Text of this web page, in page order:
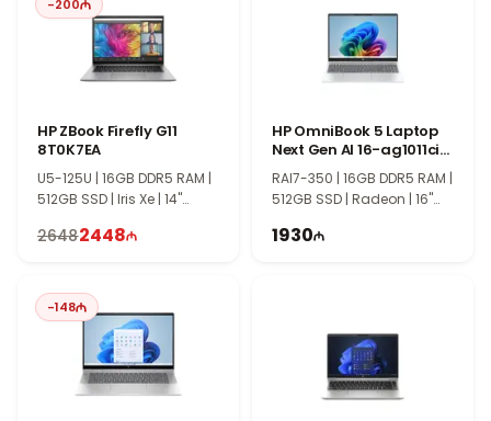
Поддержка Touch позволяет использовать устройство как
ноутбук и планшет, повышая удобство в работе и обучении.
Серия Dell 2-in-1 отличается гибкостью, современным
дизайном и удобством использования.
-200
HP ZBook Firefly G11
8T0K7EA
U5-125U | 16GB DDR5 RAM |
512GB SSD | Iris Xe | 14"
Win11
26482448
HP OmniBook 5 Laptop
Next Gen AI 16-ag1011ci
C0EE9EA
RAI7-350 | 16GB DDR5 RAM |
512GB SSD | Radeon | 16"
1930
-148